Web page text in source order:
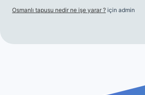
Osmanlı tapusu nedir ne işe yarar ? için admin